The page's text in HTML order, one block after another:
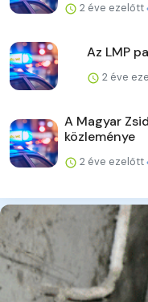
2 éve ezelőtt
Az LMP
2 éve
A Magyar
közleménye
2 éve ezelőtt